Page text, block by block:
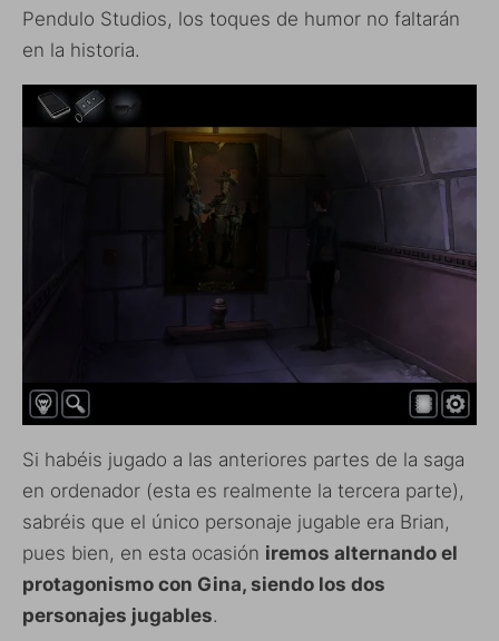
Pendulo Studios, los toques de humor no faltarán
en la historia.
Si habéis jugado a las anteriores partes de la saga
en ordenador (esta es realmente la tercera parte),
sabréis que el único personaje jugable era Brian,
pues bien, en esta ocasión iremos alternando el
protagonismo con Gina, siendo los dos
personajes jugables.